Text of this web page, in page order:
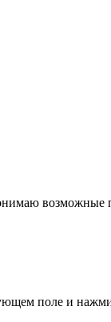
возможные
поле и